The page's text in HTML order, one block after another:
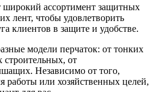
ассортимент защитных
лент, чтобы удовлетворить
клиентов в защите и удобстве.
модели перчаток: от тонких
строительных, от
Независимо от того,
работы или хозяйственных целей,